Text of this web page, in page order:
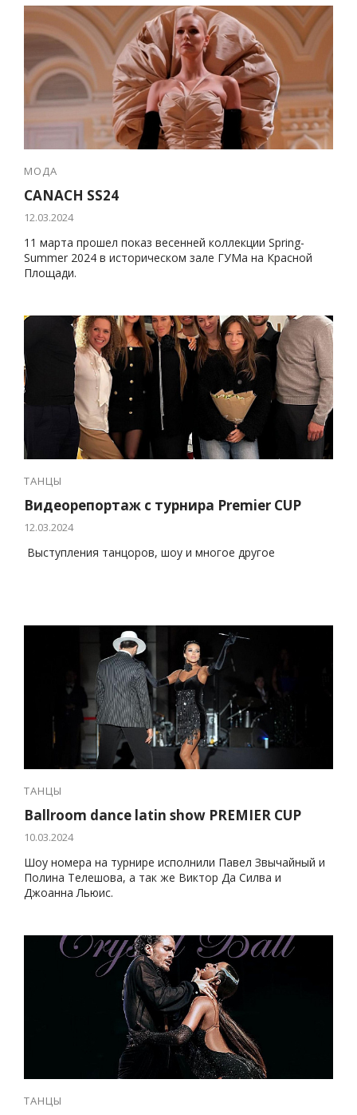
МОДА
CANACH SS24
12.03.2024
11 марта прошел показ весенней коллекции Spring-
Summer 2024 в историческом зале ГУМа на Красной
Площади.
ТАНЦЫ
Видеорепортаж с турнира Premier CUP
12.03.2024
Выступления танцоров, шоу и многое другое
ТАНЦЫ
Ballroom dance latin show PREMIER CUP
10.03.2024
Шоу номера на турнире исполнили Павел Звычайный и
Полина Телешова, а так же Виктор Да Силва и
Джоанна Льюис.
ТАНЦЫ